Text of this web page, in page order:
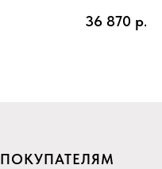
36 870 р.
ПОКУПАТЕЛЯМ